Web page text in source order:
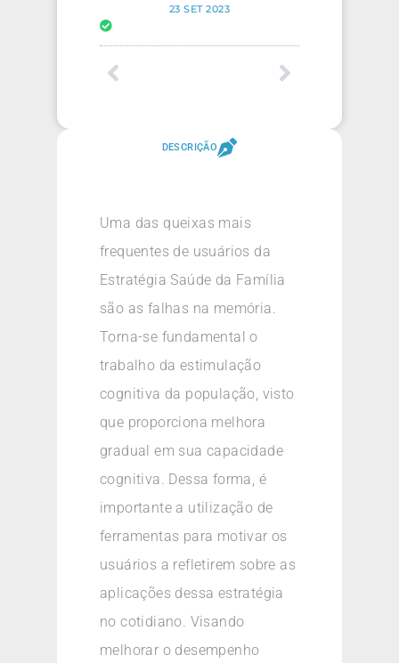
23 SET 2023
DESCRIÇÃO
Uma das queixas mais
frequentes de usuários da
Estratégia Saúde da Família
são as falhas na memória.
Torna-se fundamental o
trabalho da estimulação
cognitiva da população, visto
que proporciona melhora
gradual em sua capacidade
cognitiva. Dessa forma, é
importante a utilização de
ferramentas para motivar os
usuários a refletirem sobre as
aplicações dessa estratégia
no cotidiano. Visando
melhorar o desempenho